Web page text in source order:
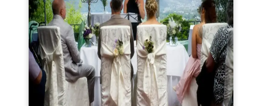
Hochzeitsfotograf
für
unvergessliche
Erinnerungen